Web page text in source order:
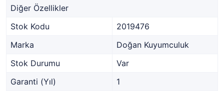
Diğer Özellikler
Stok Kodu
2019476
Marka
Doğan Kuyumculuk
Stok Durumu
Var
Garanti (Yıl)
1